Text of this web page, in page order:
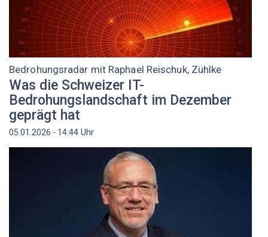
Bedrohungsradar mit Raphael Reischuk, Zühlke
Was die Schweizer IT-
Bedrohungslandschaft im Dezember
geprägt hat
05.01.2026 - 14:44 Uhr